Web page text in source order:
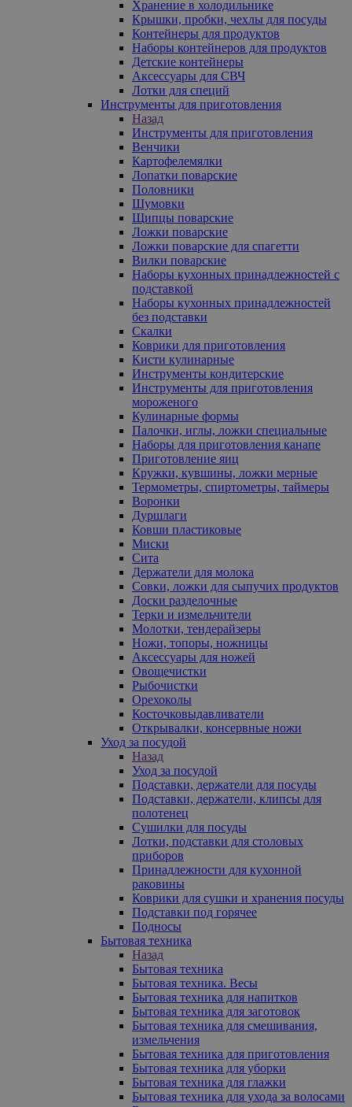
Хранение в холодильнике
Крышки, пробки, чехлы для посуды
Контейнеры для продуктов
Наборы контейнеров для продуктов
Детские контейнеры
Аксессуары для СВЧ
Лотки для специй
Инструменты для приготовления
Назад
Инструменты для приготовления
Венчики
Картофелемялки
Лопатки поварские
Половники
Шумовки
Щипцы поварские
Ложки поварские
Ложки поварские для спагетти
Вилки поварские
Наборы кухонных принадлежностей с
подставкой
Наборы кухонных принадлежностей
без подставки
Скалки
Коврики для приготовления
Кисти кулинарные
Инструменты кондитерские
Инструменты для приготовления
мороженого
Кулинарные формы
Палочки, иглы, ложки специальные
Наборы для приготовления канапе
Приготовление яиц
Кружки, кувшины, ложки мерные
Термометры, спиртометры, таймеры
Воронки
Дуршлаги
Ковши пластиковые
Миски
Сита
Держатели для молока
Совки, ложки для сыпучих продуктов
Доски разделочные
Терки и измельчители
Молотки, тендерайзеры
Ножи, топоры, ножницы
Аксессуары для ножей
Овощечистки
Рыбочистки
Орехоколы
Косточковыдавливатели
Открывалки, консервные ножи
Уход за посудой
Назад
Уход за посудой
Подставки, держатели для посуды
Подставки, держатели, клипсы для
полотенец
Сушилки для посуды
Лотки, подставки для столовых
приборов
Принадлежности для кухонной
раковины
Коврики для сушки и хранения посуды
Подставки под горячее
Подносы
Бытовая техника
Назад
Бытовая техника
Бытовая техника. Весы
Бытовая техника для напитков
Бытовая техника для заготовок
Бытовая техника для смешивания,
измельчения
Бытовая техника для приготовления
Бытовая техника для уборки
Бытовая техника для глажки
Бытовая техника для ухода за волосами